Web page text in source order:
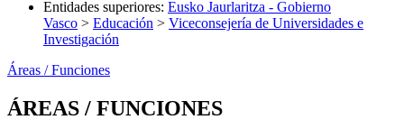
Entidades superiores: Eusko Jaurlaritza - Gobierno
Vasco > Educación > Viceconsejería de Universidades e
Investigación
Áreas / Funciones
ÁREAS / FUNCIONES